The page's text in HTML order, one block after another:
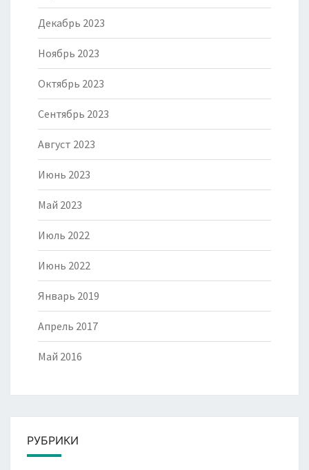
Декабрь 2023
Ноябрь 2023
Октябрь 2023
Сентябрь 2023
Август 2023
Июнь 2023
Май 2023
Июль 2022
Июнь 2022
Январь 2019
Апрель 2017
Май 2016
РУБРИКИ